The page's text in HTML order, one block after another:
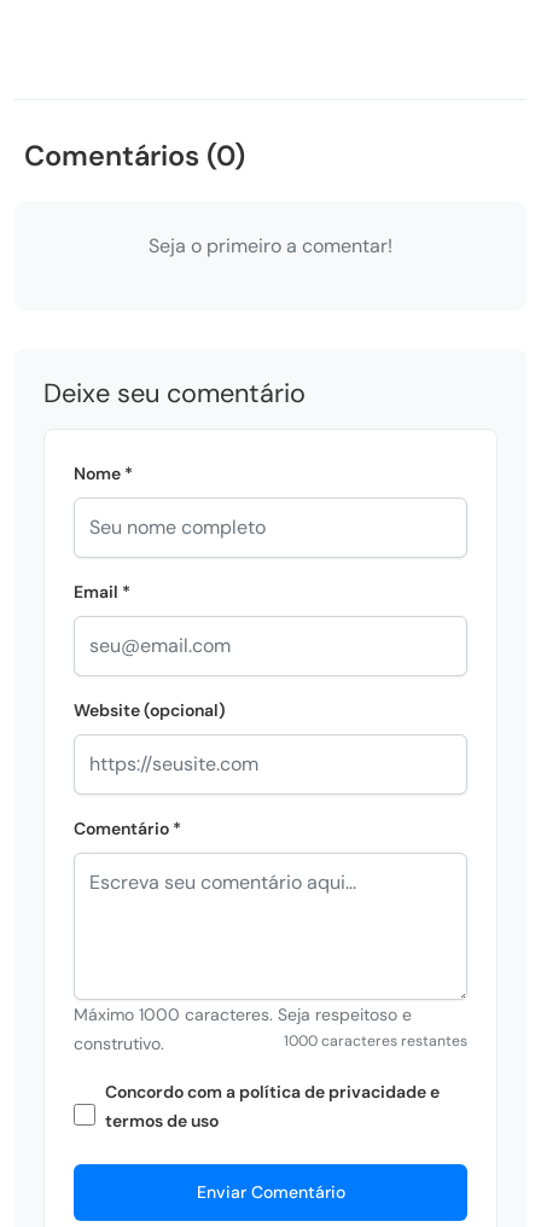
Comentários (0)
Seja o primeiro a comentar!
Deixe seu comentário
Nome *
Email *
Website (opcional)
Comentário *
Máximo 1000 caracteres. Seja respeitoso e
construtivo.
1000 caracteres restantes
Concordo com a política de privacidade e
termos de uso
Enviar Comentário